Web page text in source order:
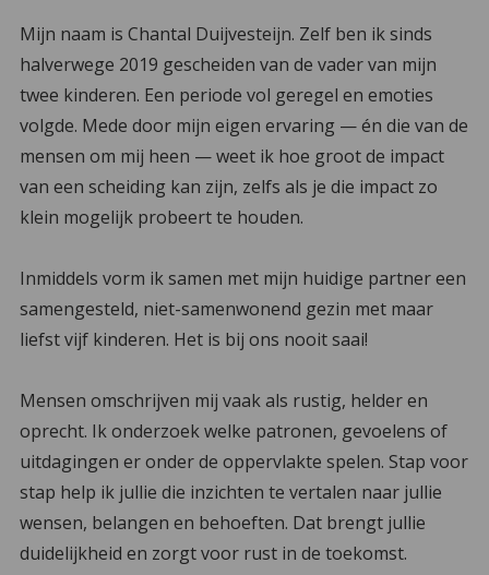
Mijn naam is Chantal Duijvesteijn. Zelf ben ik sinds
halverwege 2019 gescheiden van de vader van mijn
twee kinderen. Een periode vol geregel en emoties
volgde. Mede door mijn eigen ervaring — én die van de
mensen om mij heen — weet ik hoe groot de impact
van een scheiding kan zijn, zelfs als je die impact zo
klein mogelijk probeert te houden.
Inmiddels vorm ik samen met mijn huidige partner een
samengesteld, niet-samenwonend gezin met maar
liefst vijf kinderen. Het is bij ons nooit saai!
Mensen omschrijven mij vaak als rustig, helder en
oprecht. Ik onderzoek welke patronen, gevoelens of
uitdagingen er onder de oppervlakte spelen. Stap voor
stap help ik jullie die inzichten te vertalen naar jullie
wensen, belangen en behoeften. Dat brengt jullie
duidelijkheid en zorgt voor rust in de toekomst.